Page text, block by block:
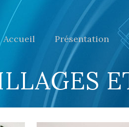
Accueil Présentation